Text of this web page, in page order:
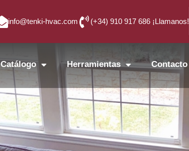
info@tenki-hvac.com (+34) 910 917 686 ¡Llamanos!
Catálogo Herramientas Contacto